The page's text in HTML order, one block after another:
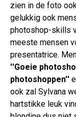
zien in de foto
gelukkig ook
photoshop-skills
meeste mensen
presentatrice.
''Goeie
photoshoppen''
ook zal Sylvana
hartstikke leuk